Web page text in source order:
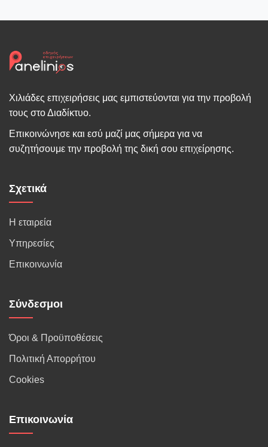
Χιλιάδες επιχειρήσεις μας εμπιστεύονται για την προβολή
τους στο Διαδίκτυο.
Επικοινώνησε και εσύ μαζί μας σήμερα για να
συζητήσουμε την προβολή της δική σου επιχείρησης.
Σχετικά
Η εταιρεία
Υπηρεσίες
Επικοινωνία
Σύνδεσμοι
Όροι & Προϋποθέσεις
Πολιτική Απορρήτου
Cookies
Επικοινωνία